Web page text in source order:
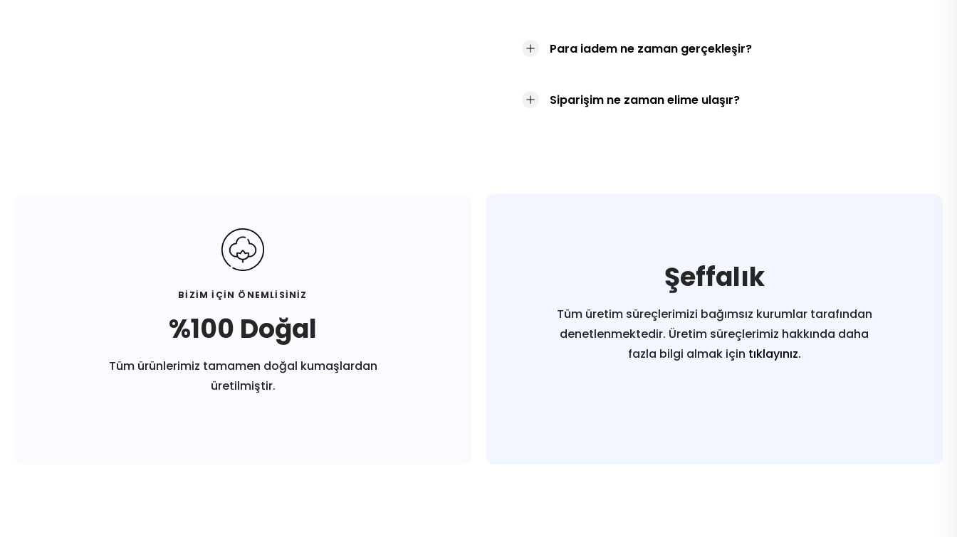
Para iadem ne zaman gerçekleşir?
Siparişim ne zaman elime ulaşır?
BİZİM İÇİN ÖNEMLİSİNİZ
%100 Doğal
Tüm ürünlerimiz tamamen doğal kumaşlardan
üretilmiştir.
Şeffalık
Tüm üretim süreçlerimizi bağımsız kurumlar tarafından
denetlenmektedir. Üretim süreçlerimiz hakkında daha
fazla bilgi almak için tıklayınız.